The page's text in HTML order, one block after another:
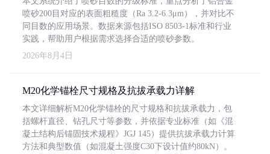
喷砂200目对应的表面粗糙度（Ra 3.2-6.3μm），并对比不
同目数的应用场景。数据来源包括ISO 8503-1标准和行业
实践，帮助用户根据需求选择合适的喷砂参数。
2026年8月4日
M20化学锚栓尺寸规格及抗拔承载力详解
本文详细解析M20化学锚栓的尺寸规格和抗拔承载力，包
括螺杆直径、钻孔尺寸等参数，并依据专业标准（如《混
凝土结构后锚固技术规程》JGJ 145）提供抗拔承载力计算
方法和典型数值（如混凝土强度C30下设计值约80kN）。